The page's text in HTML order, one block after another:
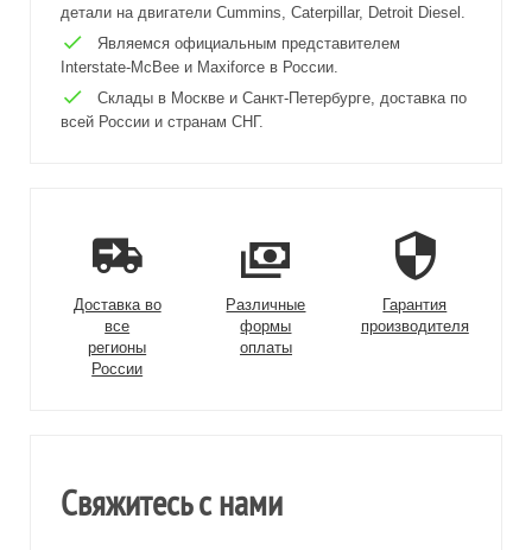
детали на двигатели Cummins, Caterpillar, Detroit Diesel.
Являемся официальным представителем
Interstate-McBee и Maxiforce в России.
Склады в Москве и Санкт-Петербурге, доставка по
всей России и странам СНГ.
Доставка во
все
регионы
России
Различные
формы
оплаты
Гарантия
производителя
Свяжитесь с нами